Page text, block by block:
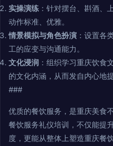
实操演练 ：针对摆台、斟酒、
动作标准、优雅。
情景模拟与角色扮演 ：设置各
工的应变与沟通能力。
文化浸润 ：组织学习重庆饮食
的文化内涵，从而发自内心地
###
优质的餐饮服务，是重庆美食
餐饮服务礼仪培训，不仅能提
度，更能从整体上塑造重庆餐